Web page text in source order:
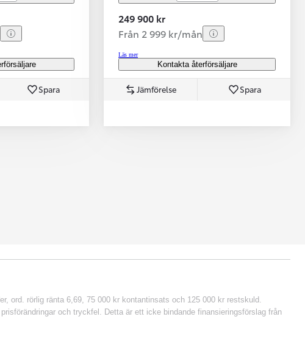
Spara
249 900 kr
Från 2 999 kr/mån
Läs mer
Kontakta återförsäljare
Jämförelse Spara
ord. rörlig ränta 6,69, 75 000 kr kontantinsats och 125 000 kr restskuld.
och tryckfel. Detta är ett icke bindande finansieringsförslag från